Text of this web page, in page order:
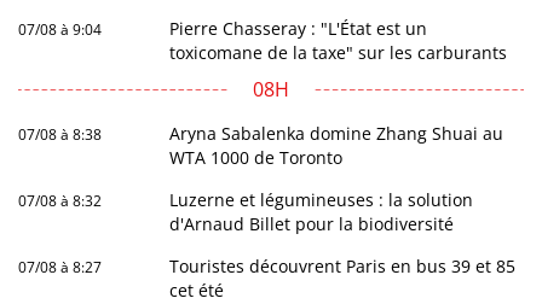
07/08 à 9:04
Pierre Chasseray : "L'État est un
toxicomane de la taxe" sur les carburants
08H
07/08 à 8:38
Aryna Sabalenka domine Zhang Shuai au
WTA 1000 de Toronto
07/08 à 8:32
Luzerne et légumineuses : la solution
d'Arnaud Billet pour la biodiversité
07/08 à 8:27
Touristes découvrent Paris en bus 39 et 85
cet été